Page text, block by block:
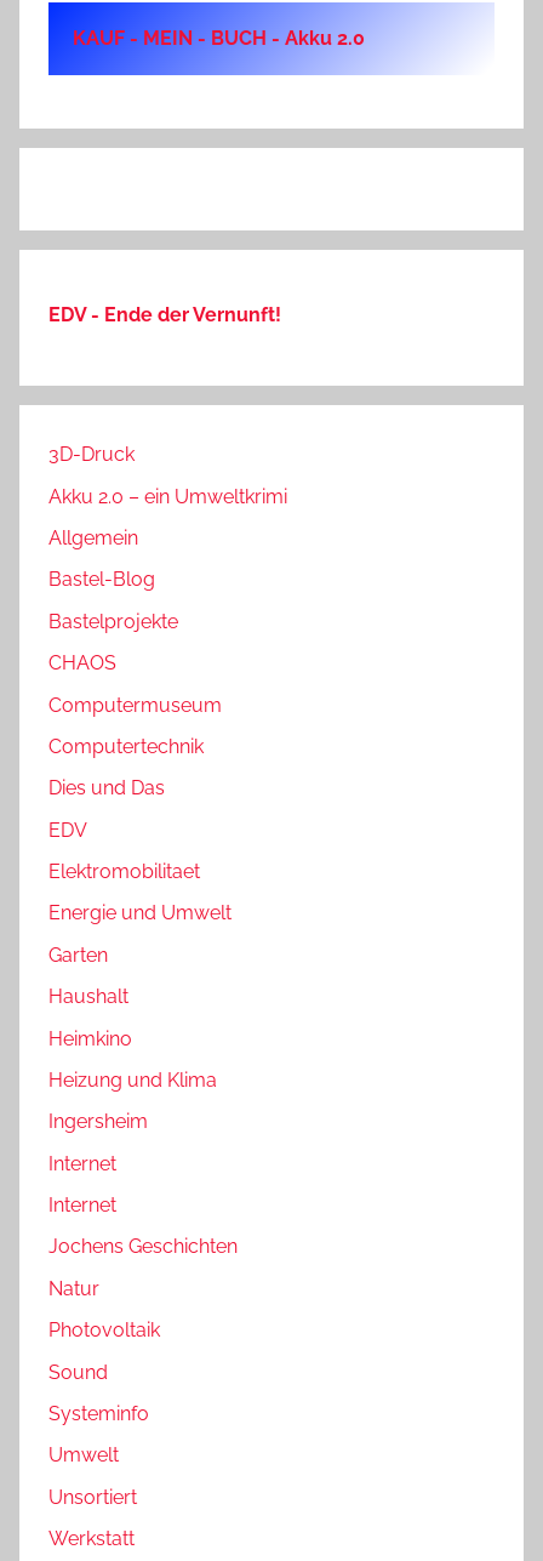
KAUF - MEIN - BUCH - Akku 2.0
EDV - Ende der Vernunft!
3D-Druck
Akku 2.0 – ein Umweltkrimi
Allgemein
Bastel-Blog
Bastelprojekte
CHAOS
Computermuseum
Computertechnik
Dies und Das
EDV
Elektromobilitaet
Energie und Umwelt
Garten
Haushalt
Heimkino
Heizung und Klima
Ingersheim
Internet
Internet
Jochens Geschichten
Natur
Photovoltaik
Sound
Systeminfo
Umwelt
Unsortiert
Werkstatt